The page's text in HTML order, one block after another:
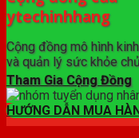
ytechinhhang
Cộng đồng mô hình
và quản lý sức khỏe
Tham Gia Cộng Đồng
HƯỚNG DẪN MUA